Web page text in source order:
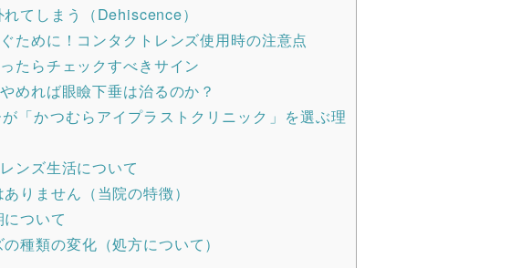
てしまう（Dehiscence）
ために！コンタクトレンズ使用時の注意点
たらチェックすべきサイン
めれば眼瞼下垂は治るのか？
「かつむらアイプラストクリニック」を選ぶ理
ンズ生活について
りません（当院の特徴）
ついて
種類の変化（処方について）